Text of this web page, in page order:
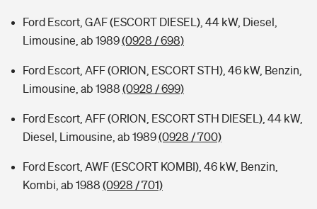
Ford Escort, GAF (ESCORT DIESEL), 44 kW, Diesel,
Limousine, ab 1989(0928 / 698)
Ford Escort, AFF (ORION, ESCORT STH), 46 kW, Benzin,
Limousine, ab 1988 (0928 / 699)
Ford Escort, AFF (ORION, ESCORT STH DIESEL), 44 kW,
Diesel, Limousine, ab 1989(0928 / 700)
Ford Escort, AWF (ESCORT KOMBI), 46 kW, Benzin,
Kombi, ab 1988 (0928 / 701)